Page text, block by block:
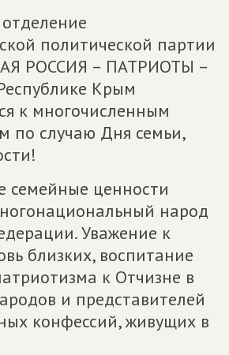
политической партии
РОССИЯ – ПАТРИОТЫ –
Крым
к многочисленным
по случаю Дня семьи,
семейные ценности
народ
Уважение к
близких, воспитание
к Отчизне в
и представителей
конфессий, живущих в